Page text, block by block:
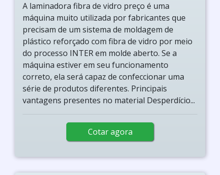
A laminadora fibra de vidro preço é uma
máquina muito utilizada por fabricantes que
precisam de um sistema de moldagem de
plástico reforçado com fibra de vidro por meio
do processo INTER em molde aberto. Se a
máquina estiver em seu funcionamento
correto, ela será capaz de confeccionar uma
série de produtos diferentes. Principais
vantagens presentes no material Desperdício...
Cotar agora